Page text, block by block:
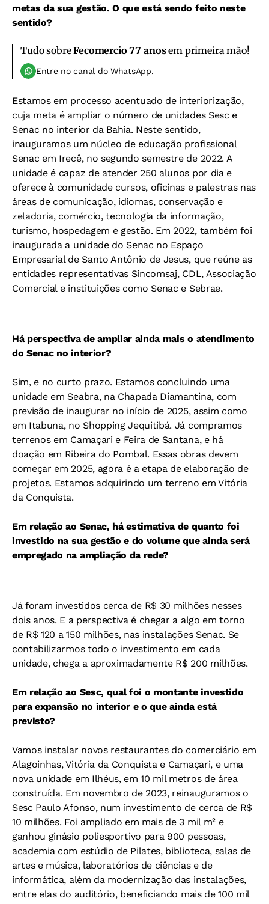
metas da sua gestão. O que está sendo feito neste
sentido?
Tudo sobreFecomercio 77 anosem primeira mão!
Entre no canal do WhatsApp.
Estamos em processo acentuado de interiorização,
cuja meta é ampliar o número de unidades Sesc e
Senac no interior da Bahia. Neste sentido,
inauguramos um núcleo de educação profissional
Senac em Irecê, no segundo semestre de 2022. A
unidade é capaz de atender 250 alunos por dia e
oferece à comunidade cursos, oficinas e palestras nas
áreas de comunicação, idiomas, conservação e
zeladoria, comércio, tecnologia da informação,
turismo, hospedagem e gestão. Em 2022, também foi
inaugurada a unidade do Senac no Espaço
Empresarial de Santo Antônio de Jesus, que reúne as
entidades representativas Sincomsaj, CDL, Associação
Comercial e instituições como Senac e Sebrae.
Há perspectiva de ampliar ainda mais o atendimento
do Senac no interior?
Sim, e no curto prazo. Estamos concluindo uma
unidade em Seabra, na Chapada Diamantina, com
previsão de inaugurar no início de 2025, assim como
em Itabuna, no Shopping Jequitibá. Já compramos
terrenos em Camaçari e Feira de Santana, e há
doação em Ribeira do Pombal. Essas obras devem
começar em 2025, agora é a etapa de elaboração de
projetos. Estamos adquirindo um terreno em Vitória
da Conquista.
Em relação ao Senac, há estimativa de quanto foi
investido na sua gestão e do volume que ainda será
empregado na ampliação da rede?
Já foram investidos cerca de R$ 30 milhões nesses
dois anos. E a perspectiva é chegar a algo em torno
de R$ 120 a 150 milhões, nas instalações Senac. Se
contabilizarmos todo o investimento em cada
unidade, chega a aproximadamente R$ 200 milhões.
Em relação ao Sesc, qual foi o montante investido
para expansão no interior e o que ainda está
previsto?
Vamos instalar novos restaurantes do comerciário em
Alagoinhas, Vitória da Conquista e Camaçari, e uma
nova unidade em Ilhéus, em 10 mil metros de área
construída. Em novembro de 2023, reinauguramos o
Sesc Paulo Afonso, num investimento de cerca de R$
10 milhões. Foi ampliado em mais de 3 mil m² e
ganhou ginásio poliesportivo para 900 pessoas,
academia com estúdio de Pilates, biblioteca, salas de
artes e música, laboratórios de ciências e de
informática, além da modernização das instalações,
entre elas do auditório, beneficiando mais de 100 mil